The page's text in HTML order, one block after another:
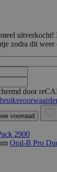
uitverkocht!
zodra dit weer
door
voorraad
Oral-B Pro